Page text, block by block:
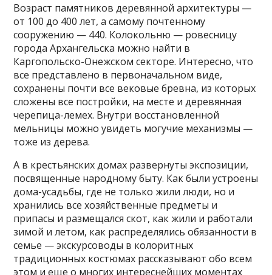
Возраст памятников деревянной архитектуры —
от 100 до 400 лет, а самому почтенному
сооружению — 440. Колокольню — ровесницу
города Архангельска можно найти в
Каргопольско-Онежском секторе. Интересно, что
все представлено в первоначальном виде,
сохранены почти все вековые бревна, из которых
сложены все постройки, на месте и деревянная
черепица-лемех. Внутри восстановленной
мельницы можно увидеть могучие механизмы —
тоже из дерева.
А в крестьянских домах развернуты экспозиции,
посвященные народному быту. Как были устроены
дома-усадьбы, где не только жили люди, но и
хранились все хозяйственные предметы и
припасы и размещался скот, как жили и работали
зимой и летом, как распределялись обязанности в
семье — экскурсоводы в колоритных
традиционных костюмах рассказывают обо всем
этом и еще о многих интереснейших моментах